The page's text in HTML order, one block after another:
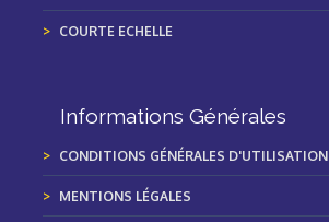
COURTE ECHELLE
Informations Générales
CONDITIONS GÉNÉRALES D'UTILISATION
MENTIONS LÉGALES